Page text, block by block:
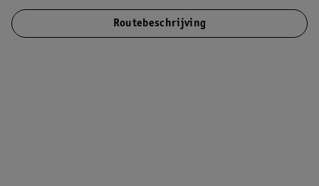
Routebeschrijving